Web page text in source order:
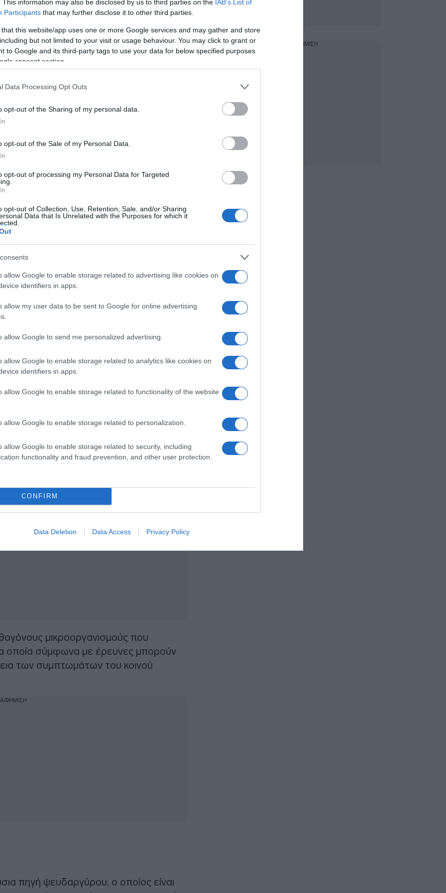
This information may also be disclosed by us to third parties on the IAB’s List of
Participants that may further disclose it to other third parties.
that this website/app uses one or more Google services and may gather and store
but not limited to your visit or usage behaviour. You may click to grant or
to Google and its third-party tags to use your data for below specified purposes
consent section.
Data Processing Opt Outs
opt-out of the Sharing of my personal data.
opt-out of the Sale of my Personal Data.
opt-out of processing my Personal Data for Targeted
opt-out of Collection, Use, Retention, Sale, and/or Sharing
Data that Is Unrelated with the Purposes for which it
allow Google to enable storage related to advertising like cookies on
identifiers in apps.
allow my user data to be sent to Google for online advertising
allow Google to send me personalized advertising.
allow Google to enable storage related to analytics like cookies on
identifiers in apps.
allow Google to enable storage related to functionality of the website
allow Google to enable storage related to personalization.
allow Google to enable storage related to security, including
functionality and fraud prevention, and other user protection.
CONFIRM
Data Deletion Data Access Privacy Policy
θα πρέπει να αφήσουμε τον ιό να
μαζί με τα ενοχλητικά συμπτώματα
κάποιες τροφές που μπορεί να
βοηθήσουν να καταπολεμήσουμε τα
είναι να προσθέσουμε στη
ξαφνικά και νιώσουμε
σε βιταμίνη C και η καθημερινή και
και το ανοσοποιητικό μας
του αναπνευστικού.
μικροοργανισμούς που
οποία σύμφωνα με έρευνες μπορούν
των συμπτωμάτων του κοινού
πηγή ψευδαργύρου, ο οποίος είναι
ΔΙΑΦΗΜΙΣΗ